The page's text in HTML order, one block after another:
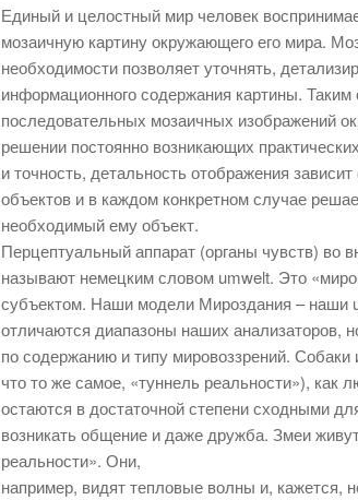
Единый и целостный мир человек
мозаичную картину окружающего его мира.
необходимости позволяет уточнять,
информационного содержания картины.
последовательных мозаичных изображений
решении постоянно возникающих
и точность, детальность отображения
объектов и в каждом конкретном случае
необходимый ему объект.
Перцептуальный аппарат (органы чувств) во
называют немецким словом umwelt. Это
субъектом. Наши модели Мироздания – наши
отличаются диапазоны наших анализаторов,
по содержанию и типу мировоззрений.
что то же самое, «туннель реальности»), как
остаются в достаточной степени сходными
возникать общение и даже дружба. Змеи
реальности». Они,
например, видят тепловые волны и, кажется,